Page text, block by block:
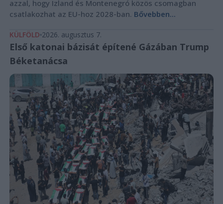
azzal, hogy Izland és Montenegró közös csomagban
csatlakozhat az EU-hoz 2028-ban. Bővebben...
KÜLFÖLD 2026. augusztus 7.
Első katonai bázisát építené Gázában Trump
Béketanácsa